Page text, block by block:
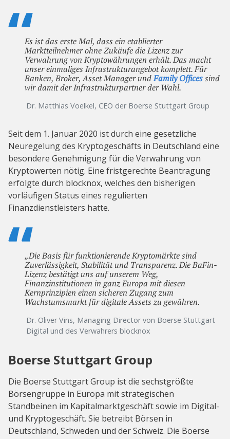
Es ist das erste Mal, dass ein etablierter
Marktteilnehmer ohne Zukäufe die Lizenz zur
Verwahrung von Kryptowährungen erhält. Das macht
unser einmaliges Infrastrukturangebot komplett. Für
Banken, Broker, Asset Manager undFamily Officessind
wir damit der Infrastrukturpartner der Wahl.
Dr. Matthias Voelkel, CEO der Boerse Stuttgart Group
Seit dem 1. Januar 2020 ist durch eine gesetzliche
Neuregelung des Kryptogeschäfts in Deutschland eine
besondere Genehmigung für die Verwahrung von
Kryptowerten nötig. Eine fristgerechte Beantragung
erfolgte durch blocknox, welches den bisherigen
vorläufigen Status eines regulierten
Finanzdienstleisters hatte.
„Die Basis für funktionierende Kryptomärkte sind
Zuverlässigkeit, Stabilität und Transparenz. Die BaFin-
Lizenz bestätigt uns auf unserem Weg,
Finanzinstitutionen in ganz Europa mit diesen
Kernprinzipien einen sicheren Zugang zum
Wachstumsmarkt für digitale Assets zu gewähren.
Dr. Oliver Vins, Managing Director von Boerse Stuttgart
Digital und des Verwahrers blocknox
Boerse Stuttgart Group
Die Boerse Stuttgart Group ist die sechstgrößte
Börsengruppe in Europa mit strategischen
Standbeinen im Kapitalmarktgeschäft sowie im Digital-
und Kryptogeschäft. Sie betreibt Börsen in
Deutschland, Schweden und der Schweiz. Die Boerse